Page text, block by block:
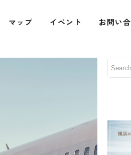
マップ イベント お問い